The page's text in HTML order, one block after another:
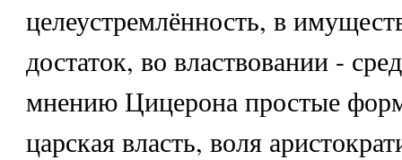
целеустремлённость, в
достаток, во властвовании -
мнению Цицерона простые
царская власть, воля